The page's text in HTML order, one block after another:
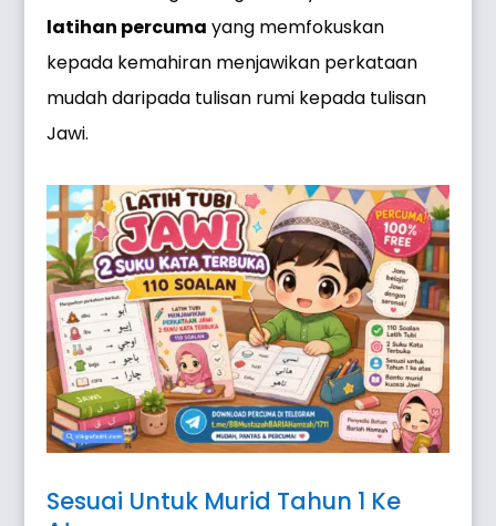
latihan percuma yang memfokuskan
kepada kemahiran menjawikan perkataan
mudah daripada tulisan rumi kepada tulisan
Jawi.
Sesuai Untuk Murid Tahun 1 Ke